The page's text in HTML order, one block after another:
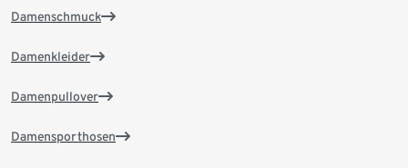
Damenschmuck
Damenkleider
Damenpullover
Damensporthosen